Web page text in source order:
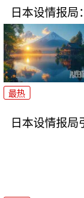
日本设情报局
最热
日本设情报局